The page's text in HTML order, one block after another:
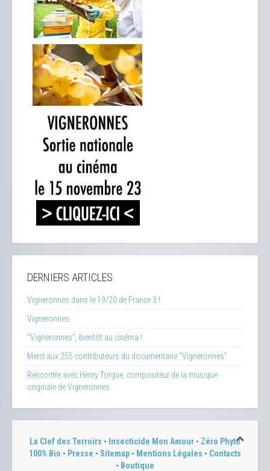
DERNIERS ARTICLES
Vigneronnes dans le 19/20 de France 3 !
Vigneronnes
"Vigneronnes", bientôt au cinéma !
Merci aux 255 contributeurs du documentaire "Vigneronnes"
Rencontre avec Henry Torgue, compositeur de la musique
originale de Vigneronnes
La Clef des Terroirs - Insecticide Mon Amour - Zéro Phyto
100% Bio - Presse - Sitemap - Mentions Légales - Contacts
- Boutique